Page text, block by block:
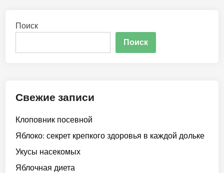
Поиск
Поиск
Свежие записи
Клоповник посевной
Яблоко: секрет крепкого здоровья в каждой дольке
Укусы насекомых
Яблочная диета